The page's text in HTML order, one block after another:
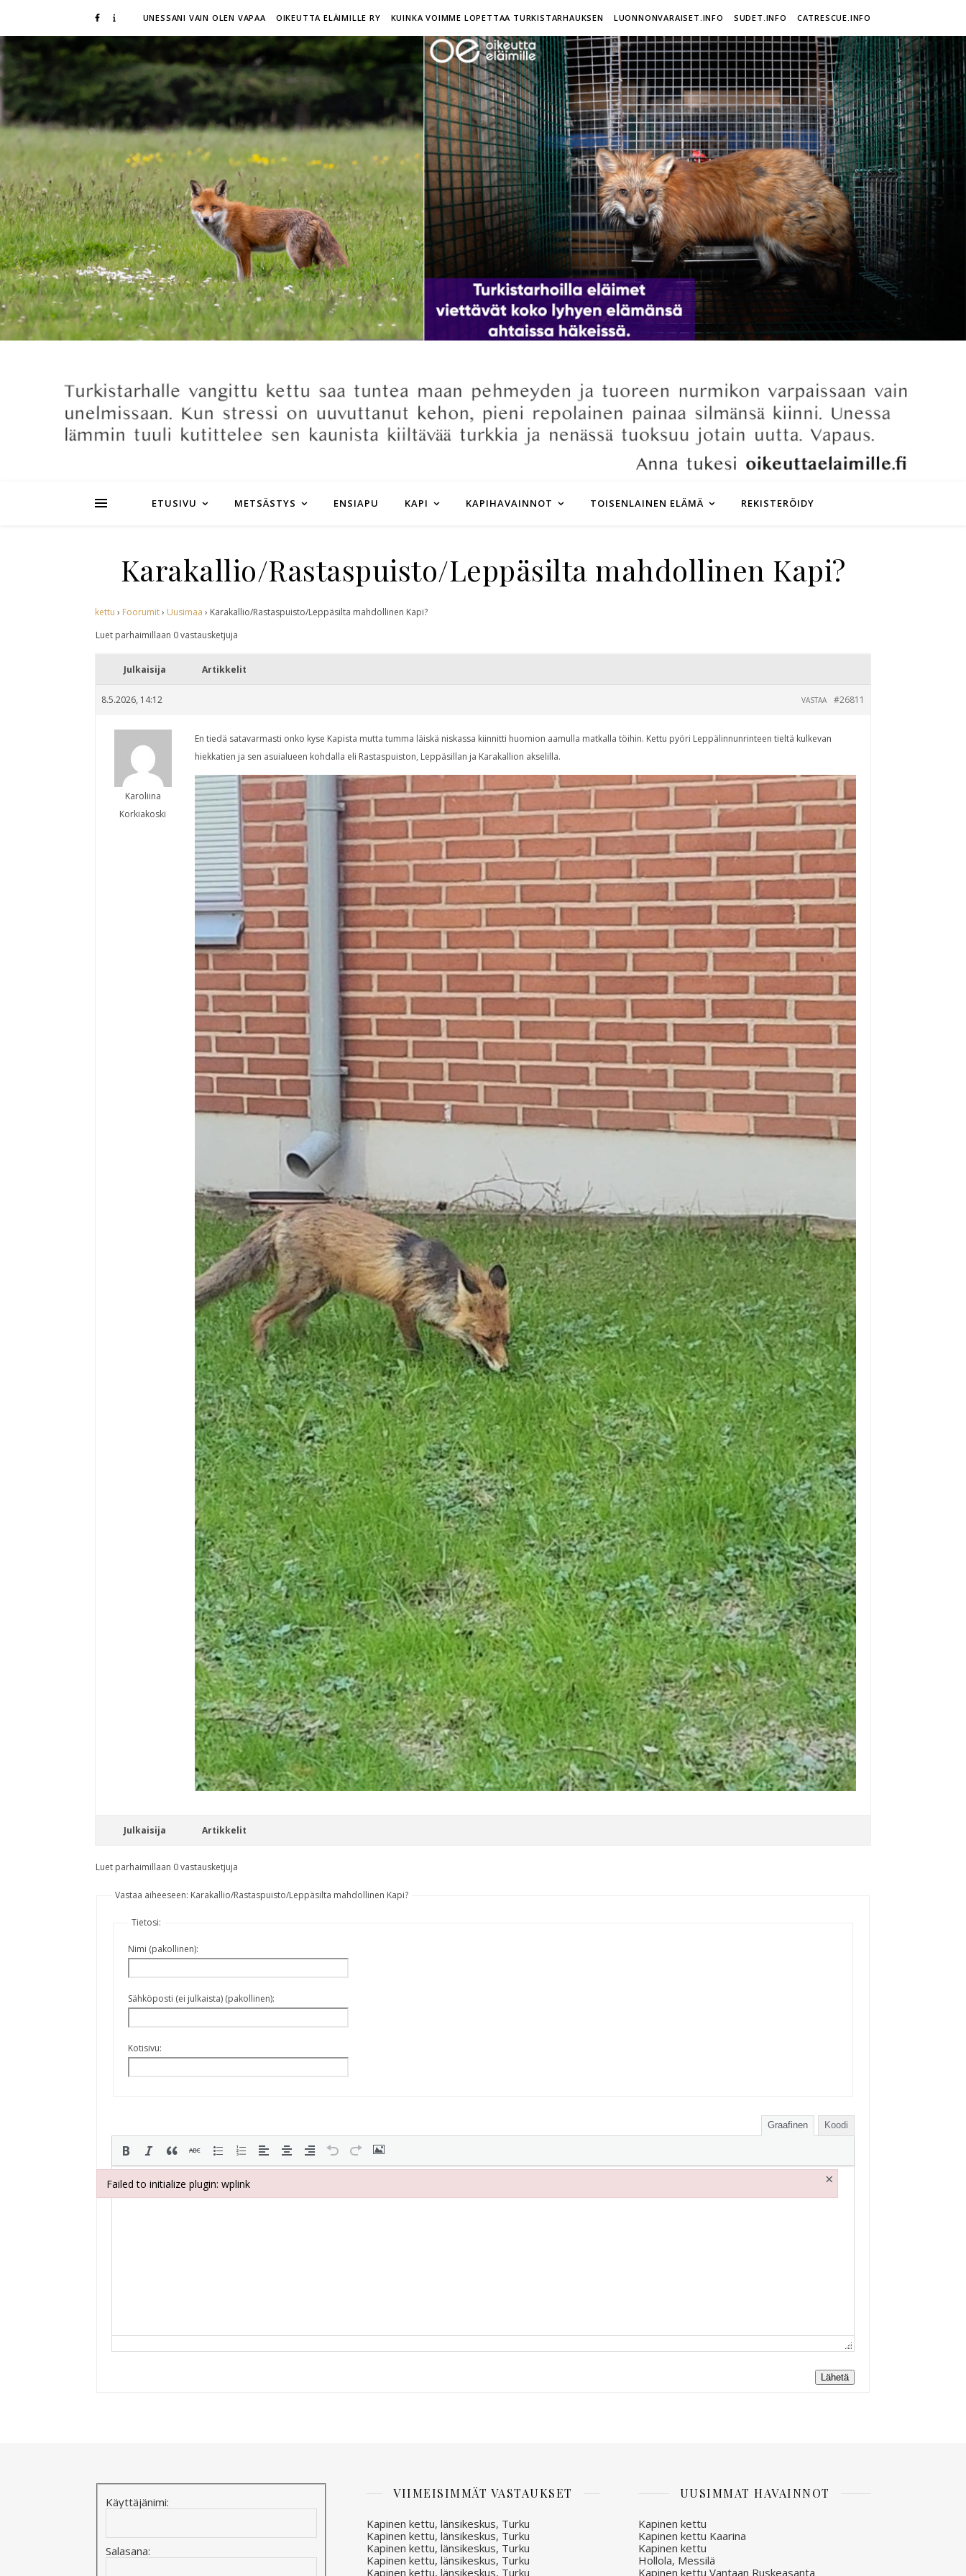
UNESSANI VAIN OLEN VAPAA OIKEUTTA ELÄIMILLE RY KUINKA VOIMME LOPETTAA TURKISTARHAUKSEN LUONNONVARAISET.INFO SUDET.INFO CATRESCUE.INFO
ETUSIVU METSÄSTYS ENSIAPU KAPI KAPIHAVAINNOT TOISENLAINEN ELÄMÄ REKISTERÖIDY
Karakallio/Rastaspuisto/Leppäsilta mahdollinen Kapi?
kettu › Foorumit› Uusimaa › Karakallio/Rastaspuisto/Leppäsilta mahdollinen Kapi?
Luet parhaimillaan 0 vastausketjuja
Julkaisija Artikkelit
8.5.2026, 14:12 #26811
VASTAA
Karoliina
Korkiakoski
En tiedä satavarmasti onko kyse Kapista mutta tumma läiskä niskassa kiinnitti huomion aamulla matkalla töihin. Kettu pyöri Leppälinnunrinteen tieltä kulkevan
hiekkatien ja sen asuialueen kohdalla eli Rastaspuiston, Leppäsillan ja Karakallion akselilla.
Julkaisija Artikkelit
Luet parhaimillaan 0 vastausketjuja
Vastaa aiheeseen: Karakallio/Rastaspuisto/Leppäsilta mahdollinen Kapi?
Tietosi:
Nimi (pakollinen):
Sähköposti (ei julkaista) (pakollinen):
Kotisivu:
Graafinen Koodi
Lähetä
Käyttäjänimi:
Salasana:
VIIMEISIMMÄT VASTAUKSET
Kapinen kettu, länsikeskus, Turku
Kapinen kettu, länsikeskus, Turku
Kapinen kettu, länsikeskus, Turku
Kapinen kettu, länsikeskus, Turku
Kapinen kettu, länsikeskus, Turku
UUSIMMAT HAVAINNOT
Kapinen kettu
Kapinen kettu Kaarina
Kapinen kettu
Hollola, Messilä
Kapinen kettu Vantaan Ruskeasanta
Failed to initialize plugin: wplink ×
Failed to initialize plugin: wplink